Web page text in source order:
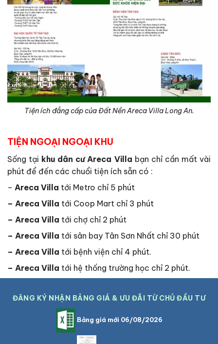
Tiện ích đẳng cấp của Đất Nền Areca Villa Long An.
TIỆN NGOẠI NGOẠI KHU
Sống tại khu dân cư Areca Villa bạn chỉ cần mất vài
phút để đến các chuổi tiện ích sẵn có :
– Areca Villa tới Metro chỉ 5 phút
– Areca Villa tới Coop Mart chỉ 3 phút
– Areca Villa tới chợ chỉ 2 phút
– Areca Villa tới sân bay Tân Sơn Nhất chỉ 30 phút
– Areca Villa tới bệnh viện chỉ 4 phút.
– Areca Villa tới hệ thống trường học chỉ 2 phút.
ĐĂNG KÝ NHẬN BẢNG GIÁ & ƯU ĐÃI TỪ CHỦ ĐẦU TƯ
Bảng giá mới 06/08/2026